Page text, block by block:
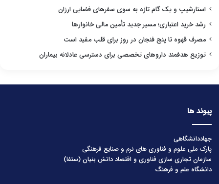
استارشیپ و یک گام تازه به سوی سفرهای فضایی ارزان
رشد خرید اعتباری؛ مسیر جدید تأمین مالی خانوارها
مصرف قهوه تا پنج فنجان در روز برای قلب مفید است
توزیع هدفمند داروهای تخصصی برای دسترسی عادلانه بیماران
پیوند ها
جهاددانشگاهی
پارک ملی علوم و فناوری های نرم و صنایع فرهنگی
سازمان تجاری سازی فناوری و اقتصاد دانش بنیان (ستفا)
دانشگاه علم و فرهنگ